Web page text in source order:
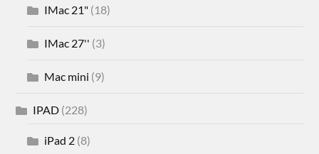
IMac 21" (18)
IMac 27'' (3)
Mac mini (9)
IPAD (228)
iPad 2 (8)